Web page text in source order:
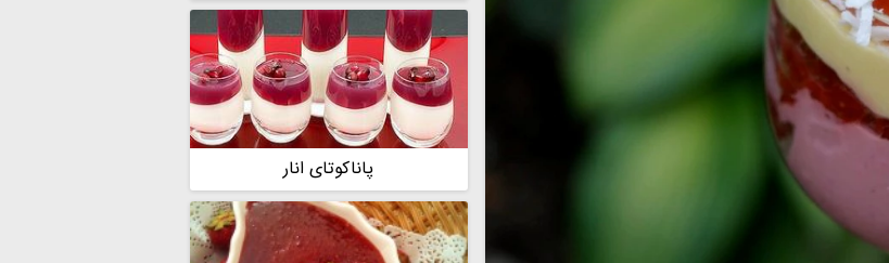
پاناکوتای انار